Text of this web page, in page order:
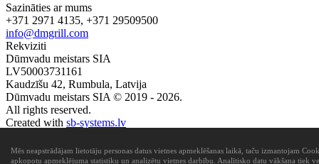
Sazināties ar mums
+371 2971 4135, +371 29509500
info@dmgrill.com
Rekviziti
Dūmvadu meistars SIA
LV50003731161
Kaudzīšu 42, Rumbula, Latvija
Dūmvadu meistars SIA © 2019 - 2026.
All rights reserved.
Created with sb-systems.lv
Mēs neapstrādājam lietotāju personas datus vietnes apmeklēšanas laikā, taču izmantojam
apkopotu apmeklējuma statistiku un analizētu vietnes darbību. Analītisko datu vākšana tiek